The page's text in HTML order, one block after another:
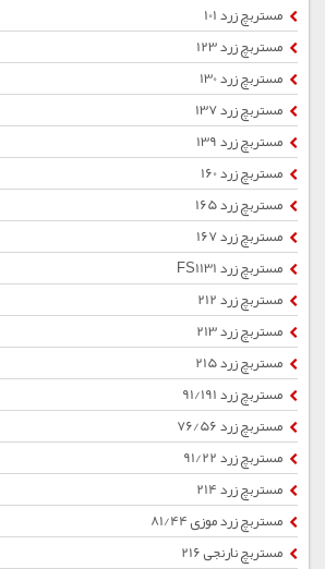
مستربچ زرد 101
مستربچ زرد 123
مستربچ زرد 130
مستربچ زرد 137
مستربچ زرد 139
مستربچ زرد 160
مستربچ زرد 165
مستربچ زرد 167
مستربچ زرد FS1131
مستربچ زرد 212
مستربچ زرد 213
مستربچ زرد 215
مستربچ زرد 91/191
مستربچ زرد 76/56
مستربچ زرد 91/22
مستربچ زرد 214
مستربچ زرد موزی 81/44
مستربچ نارنجی 216